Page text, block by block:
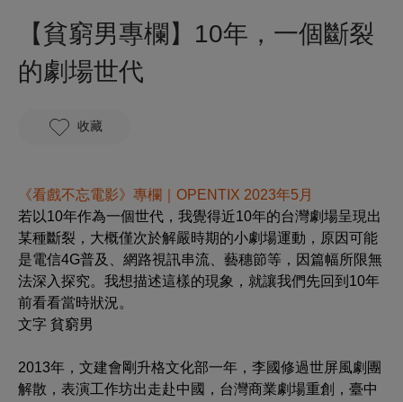
【貧窮男專欄】10年，一個斷裂
的劇場世代
收藏
《看戲不忘電影》專欄｜OPENTIX 2023年5月
若以10年作為一個世代，我覺得近10年的台灣劇場呈現出
某種斷裂，大概僅次於解嚴時期的小劇場運動，原因可能
是電信4G普及、網路視訊串流、藝穗節等，因篇幅所限無
法深入探究。我想描述這樣的現象，就讓我們先回到10年
前看看當時狀況。
文字 貧窮男
2013年，文建會剛升格文化部一年，李國修過世屏風劇團
解散，表演工作坊出走赴中國，台灣商業劇場重創，臺中